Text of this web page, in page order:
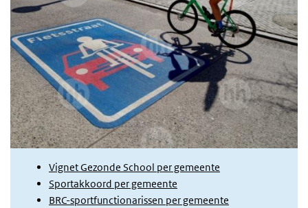
Vignet Gezonde School per gemeente
Sportakkoord per gemeente
BRC-sportfunctionarissen per gemeente